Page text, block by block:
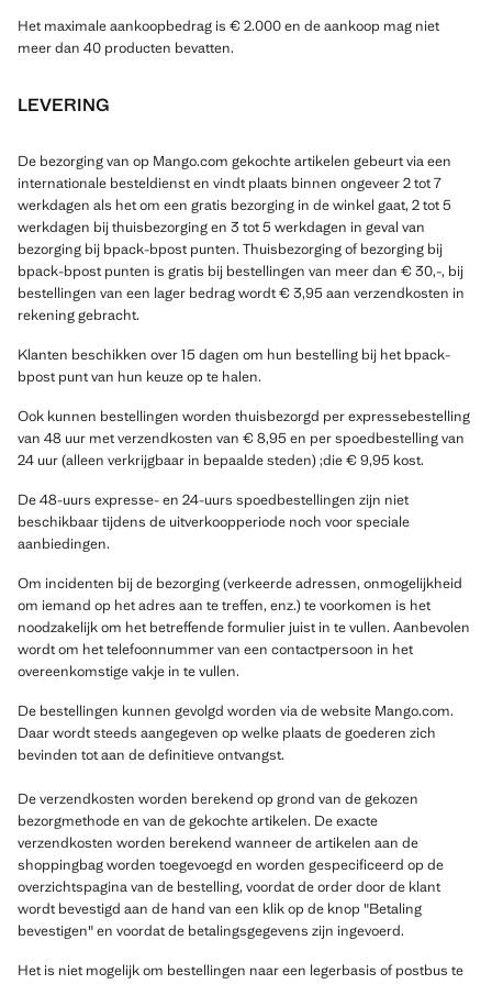
Het maximale aankoopbedrag is € 2.000 en de aankoop mag niet
meer dan 40 producten bevatten.
LEVERING
De bezorging van op Mango.com gekochte artikelen gebeurt via een
internationale besteldienst en vindt plaats binnen ongeveer 2 tot 7
werkdagen als het om een gratis bezorging in de winkel gaat, 2 tot 5
werkdagen bij thuisbezorging en 3 tot 5 werkdagen in geval van
bezorging bij bpack-bpost punten. Thuisbezorging of bezorging bij
bpack-bpost punten is gratis bij bestellingen van meer dan € 30,-, bij
bestellingen van een lager bedrag wordt € 3,95 aan verzendkosten in
rekening gebracht.
Klanten beschikken over 15 dagen om hun bestelling bij het bpack-
bpost punt van hun keuze op te halen.
Ook kunnen bestellingen worden thuisbezorgd per expressebestelling
van 48 uur met verzendkosten van € 8,95 en per spoedbestelling van
24 uur (alleen verkrijgbaar in bepaalde steden) ;die € 9,95 kost.
De 48-uurs expresse- en 24-uurs spoedbestellingen zijn niet
beschikbaar tijdens de uitverkoopperiode noch voor speciale
aanbiedingen.
Om incidenten bij de bezorging (verkeerde adressen, onmogelijkheid
om iemand op het adres aan te treffen, enz.) te voorkomen is het
noodzakelijk om het betreffende formulier juist in te vullen. Aanbevolen
wordt om het telefoonnummer van een contactpersoon in het
overeenkomstige vakje in te vullen.
De bestellingen kunnen gevolgd worden via de website Mango.com.
Daar wordt steeds aangegeven op welke plaats de goederen zich
bevinden tot aan de definitieve ontvangst.
De verzendkosten worden berekend op grond van de gekozen
bezorgmethode en van de gekochte artikelen. De exacte
verzendkosten worden berekend wanneer de artikelen aan de
shoppingbag worden toegevoegd en worden gespecificeerd op de
overzichtspagina van de bestelling, voordat de order door de klant
wordt bevestigd aan de hand van een klik op de knop "Betaling
bevestigen" en voordat de betalingsgegevens zijn ingevoerd.
Het is niet mogelijk om bestellingen naar een legerbasis of postbus te